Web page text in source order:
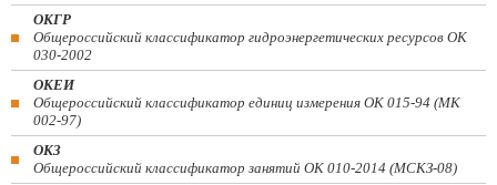
ОКГР
Общероссийский классификатор гидроэнергетических ресурсов ОК
030-2002
ОКЕИ
Общероссийский классификатор единиц измерения ОК 015-94 (МК
002-97)
ОКЗ
Общероссийский классификатор занятий ОК 010-2014 (МСКЗ-08)